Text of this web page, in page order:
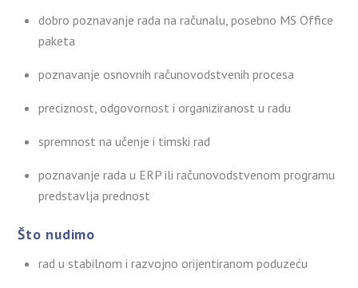
dobro poznavanje rada na računalu, posebno MS Office
paketa
poznavanje osnovnih računovodstvenih procesa
preciznost, odgovornost i organiziranost u radu
spremnost na učenje i timski rad
poznavanje rada u ERP ili računovodstvenom programu
predstavlja prednost
Što nudimo
rad u stabilnom i razvojno orijentiranom poduzeću